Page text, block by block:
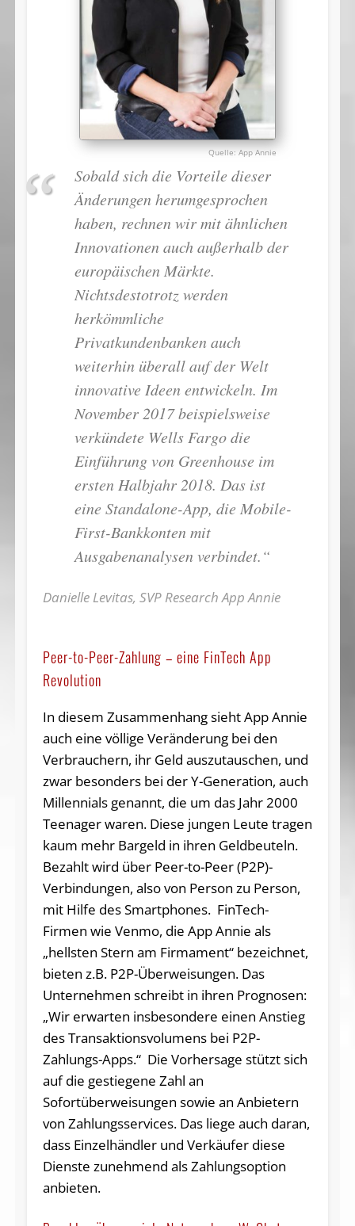
App Annie
Sobald sich die Vorteile dieser
Änderungen herumgesprochen
haben, rechnen wir mit ähnlichen
Innovationen auch außerhalb der
europäischen Märkte.
Nichtsdestotrotz werden
herkömmliche
Privatkundenbanken auch
weiterhin überall auf der Welt
innovative Ideen entwickeln. Im
November 2017 beispielsweise
verkündete Wells Fargo die
Einführung von Greenhouse im
ersten Halbjahr 2018. Das ist
eine Standalone-App, die Mobile-
First-Bankkonten mit
Ausgabenanalysen verbindet.“
Danielle Levitas, SVP Research App Annie
Peer-to-Peer-Zahlung – eine FinTech App
Revolution
In diesem Zusammenhang sieht App Annie
auch eine völlige Veränderung bei den
Verbrauchern, ihr Geld auszutauschen, und
zwar besonders bei der Y-Generation, auch
Millennials genannt, die um das Jahr 2000
Teenager waren. Diese jungen Leute tragen
kaum mehr Bargeld in ihren Geldbeuteln.
Bezahlt wird über Peer-to-Peer (P2P)-
Verbindungen, also von Person zu Person,
mit Hilfe des Smartphones. FinTech-
Firmen wie Venmo, die App Annie als
„hellsten Stern am Firmament“ bezeichnet,
bieten z.B. P2P-Überweisungen. Das
Unternehmen schreibt in ihren Prognosen:
„Wir erwarten insbesondere einen Anstieg
des Transaktionsvolumens bei P2P-
Zahlungs-Apps.“ Die Vorhersage stützt sich
auf die gestiegene Zahl an
Sofortüberweisungen sowie an Anbietern
von Zahlungsservices. Das liege auch daran,
dass Einzelhändler und Verkäufer diese
Dienste zunehmend als Zahlungsoption
anbieten.